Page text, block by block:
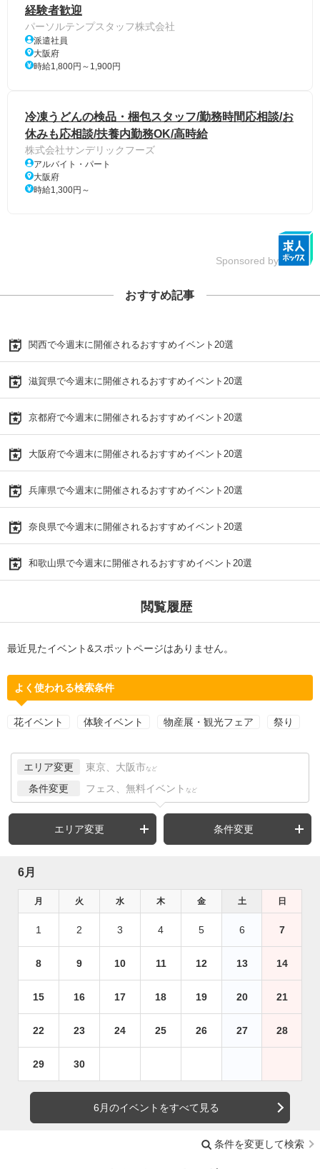
経験者歓迎
パーソルテンプスタッフ株式会社
派遣社員
大阪府
時給1,800円～1,900円
冷凍うどんの検品・梱包スタッフ/勤務時間応相談/お
休みも応相談/扶養内勤務OK/高時給
株式会社サンデリックフーズ
アルバイト・パート
大阪府
時給1,300円～
Sponsored by
おすすめ記事
関西で今週末に開催されるおすすめイベント20選
滋賀県で今週末に開催されるおすすめイベント20選
京都府で今週末に開催されるおすすめイベント20選
大阪府で今週末に開催されるおすすめイベント20選
兵庫県で今週末に開催されるおすすめイベント20選
奈良県で今週末に開催されるおすすめイベント20選
和歌山県で今週末に開催されるおすすめイベント20選
閲覧履歴
最近見たイベント&スポットページはありません。
よく使われる検索条件
花イベント 体験イベント 物産展・観光フェア 祭り
エリア変更 東京、大阪市 など
条件変更 フェス、無料イベント など
エリア変更 条件変更
6月
月 火 水 木 金 土 日
1 2 3 4 5 6 7
8 9 10 11 12 13 14
15 16 17 18 19 20 21
22 23 24 25 26 27 28
29 30
6月のイベントをすべて見る
条件を変更して検索